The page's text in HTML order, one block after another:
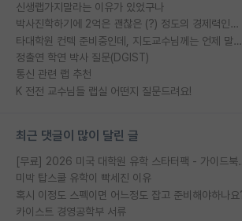
신생랩가지말라는 이유가 있었구나
박사진학하기에 2억은 괜찮은 (?) 정도의 경제력인가요
타대학원 컨텍 준비중인데, 지도교수님께는 언제 말씀드려야 할까요?
정출연 학연 박사 질문(DGIST)
통신 관련 랩 추천
K 전전 교수님들 랩실 어떤지 질문드려요!
최근 댓글이 많이 달린 글
[무료] 2026 미국
미박 탑스쿨 유학이 빡세진 이유
혹시 이정도 스펙이면 어느정도 잡고 준비해야하나요
카이스트 경영공학부 서류